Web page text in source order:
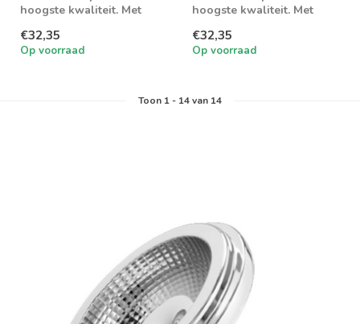
hoogste kwaliteit. Met
goede dimei...
€32,35
Op voorraad
hoogste kwaliteit. Met
goede dimei...
€32,35
Op voorraad
Toon 1- 14van 14